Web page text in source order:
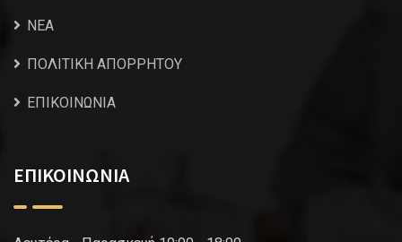
NEA
ΠΟΛΙΤΙΚΗ ΑΠΟΡΡΗΤΟΥ
ΕΠΙΚΟΙΝΩΝΙΑ
ΕΠΙΚΟΙΝΩΝΙΑ